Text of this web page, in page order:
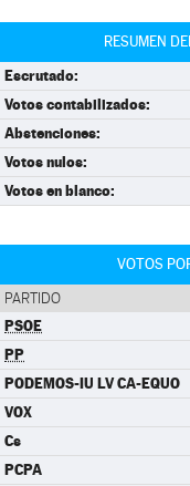
RESUMEN
Escrutado:
Votos contabilizados:
Abstenciones:
Votos nulos:
Votos en blanco:
VOTOS
PARTIDO
PSOE
PP
PODEMOS-IU LV CA-EQUO
VOX
Cs
PCPA